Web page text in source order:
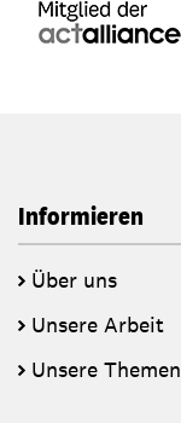
Informieren
Über uns
Unsere Arbeit
Unsere Themen